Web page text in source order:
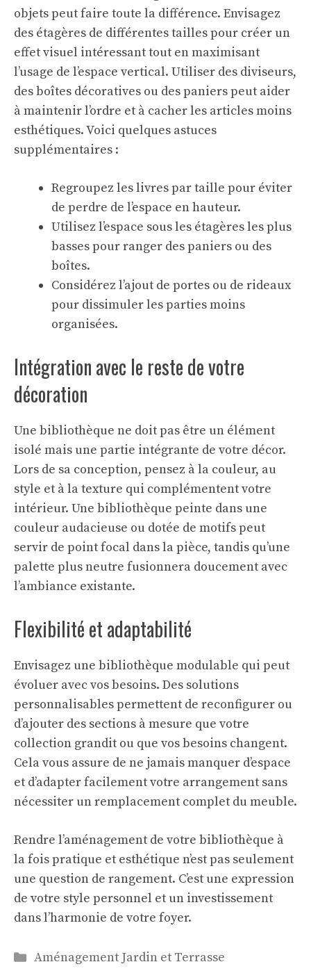
objets peut faire toute la différence. Envisagez
des étagères de différentes tailles pour créer un
effet visuel intéressant tout en maximisant
l’usage de l’espace vertical. Utiliser des diviseurs,
des boîtes décoratives ou des paniers peut aider
à maintenir l’ordre et à cacher les articles moins
esthétiques. Voici quelques astuces
supplémentaires :
Regroupez les livres par taille pour éviter
de perdre de l’espace en hauteur.
Utilisez l’espace sous les étagères les plus
basses pour ranger des paniers ou des
boîtes.
Considérez l’ajout de portes ou de rideaux
pour dissimuler les parties moins
organisées.
Intégration avec le reste de votre
décoration
Une bibliothèque ne doit pas être un élément
isolé mais une partie intégrante de votre décor.
Lors de sa conception, pensez à la couleur, au
style et à la texture qui complémentent votre
intérieur. Une bibliothèque peinte dans une
couleur audacieuse ou dotée de motifs peut
servir de point focal dans la pièce, tandis qu’une
palette plus neutre fusionnera doucement avec
l’ambiance existante.
Flexibilité et adaptabilité
Envisagez une bibliothèque modulable qui peut
évoluer avec vos besoins. Des solutions
personnalisables permettent de reconfigurer ou
d’ajouter des sections à mesure que votre
collection grandit ou que vos besoins changent.
Cela vous assure de ne jamais manquer d’espace
et d’adapter facilement votre arrangement sans
nécessiter un remplacement complet du meuble.
Rendre l’aménagement de votre bibliothèque à
la fois pratique et esthétique n’est pas seulement
une question de rangement. C’est une expression
de votre style personnel et un investissement
dans l’harmonie de votre foyer.
Catégories
Aménagement Jardin et Terrasse